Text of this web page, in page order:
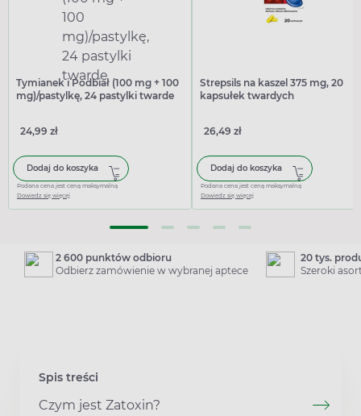
Tymianek i Podbiał (100 mg + 100
mg)/pastylkę, 24 pastylki twarde
24,99 zł
Dodaj do koszyka
Podana cena jest ceną maksymalną
Dowiedz się więcej
Strepsils na kaszel 375 mg, 20
kapsułek twardych
26,49 zł
Dodaj do koszyka
Podana cena jest ceną maksymalną
Dowiedz się więcej
2 600 punktów odbioru
Odbierz zamówienie w wybranej aptece
20 tys.
Szeroki
Spis treści
Czym jest Zatoxin?